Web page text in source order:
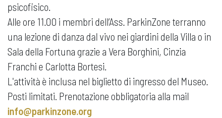
psicofisico.
Alle ore 11.00 i membri dell’Ass. ParkinZone terranno
una lezione di danza dal vivo nei giardini della Villa o in
Sala della Fortuna grazie a Vera Borghini, Cinzia
Franchi e Carlotta Bortesi.
L'attività è inclusa nel biglietto di ingresso del Museo.
Posti limitati. Prenotazione obbligatoria alla mail
info@parkinzone.org